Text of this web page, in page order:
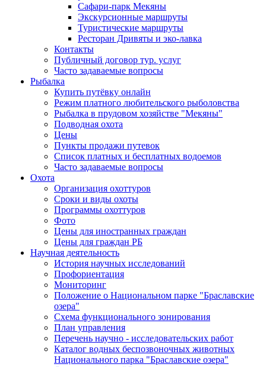
Сафари-парк Мекяны
Экскурсионные маршруты
Туристические маршруты
Ресторан Дривяты и эко-лавка
Контакты
Публичный договор тур. услуг
Часто задаваемые вопросы
Рыбалка
Купить путёвку онлайн
Режим платного любительского рыболовства
Рыбалка в прудовом хозяйстве "Мекяны"
Подводная охота
Цены
Пункты продажи путевок
Список платных и бесплатных водоемов
Часто задаваемые вопросы
Охота
Организация охоттуров
Сроки и виды охоты
Программы охоттуров
Фото
Цены для иностранных граждан
Цены для граждан РБ
Научная деятельность
История научных исследований
Профориентация
Мониторинг
Положение о Национальном парке "Браславские
озера"
Схема функционального зонирования
План управления
Перечень научно - исследовательских работ
Каталог водных беспозвоночных животных
Национального парка "Браславские озера"